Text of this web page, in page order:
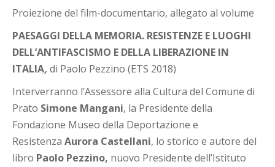
Proiezione del film-documentario, allegato al volume
PAESAGGI DELLA MEMORIA. RESISTENZE E LUOGHI
DELL’ANTIFASCISMO E DELLA LIBERAZIONE IN
ITALIA, di Paolo Pezzino (ETS 2018)
Interverranno l’Assessore alla Cultura del Comune di
Prato Simone Mangani, la Presidente della
Fondazione Museo della Deportazione e
Resistenza Aurora Castellani, lo storico e autore del
libro Paolo Pezzino, nuovo Presidente dell’Istituto